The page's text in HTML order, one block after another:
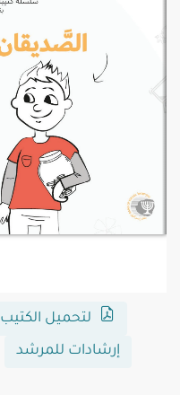
لتحميل الكتيب
إرشادات للمرشد